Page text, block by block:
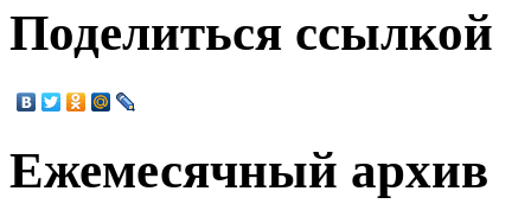
Поделиться ссылкой
Ежемесячный архив